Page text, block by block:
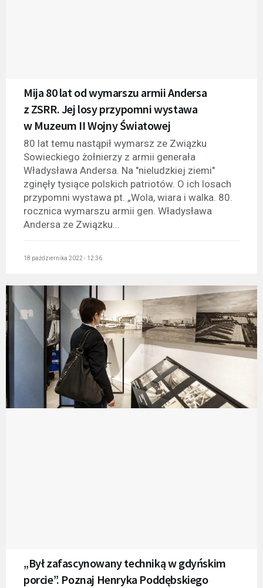
Mija 80 lat od wymarszu armii Andersa
z ZSRR. Jej losy przypomni wystawa
w Muzeum II Wojny Światowej
80 lat temu nastąpił wymarsz ze Związku
Sowieckiego żołnierzy z armii generała
Władysława Andersa. Na "nieludzkiej ziemi"
zginęły tysiące polskich patriotów. O ich losach
przypomni wystawa pt. „Wola, wiara i walka. 80.
rocznica wymarszu armii gen. Władysława
Andersa ze Związku...
18 października 2022 - 12:36
„Był zafascynowany techniką w gdyńskim
porcie”. Poznaj Henryka Poddębskiego